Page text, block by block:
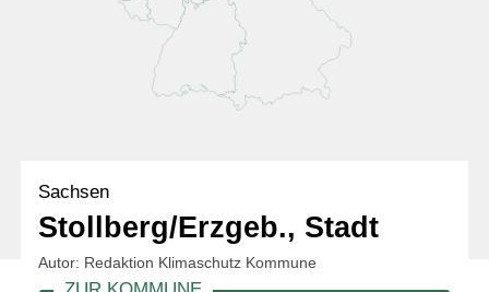
Sachsen
Stollberg/Erzgeb., Stadt
Autor: Redaktion Klimaschutz Kommune